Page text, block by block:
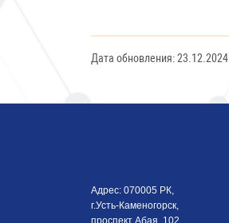
Дата обновления: 23.12.2024
Адрес: 070005 РК,
г.Усть-Каменогорск,
проспект Абая, 102,